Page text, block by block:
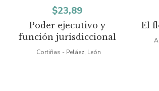
Poder ejecutivo y
función jurisdiccional
$23,89
Cortiñas - Peláez, León
El